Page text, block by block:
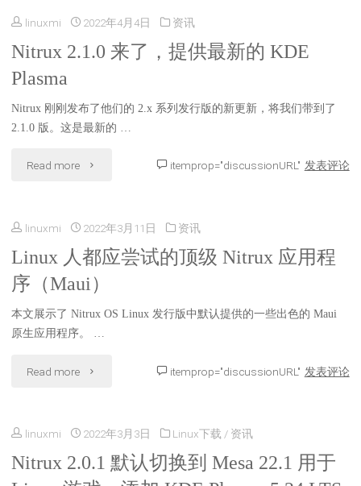
统"
Linux
5.17，
加
盘
加
发
布，
systemd
的
GNU/Linux
行
linuxmi 2022年4月4日 资讯
Nitrux 2.1.0 来了，提供最新的 KDE
Plasma
Nitrux 刚刚发布了他们的 2.x 系列发行版的新更新，将我们带到了
2.1.0 版。这是最新的 …
Read more "Nitrux
来
了，
提
KDE
itemprop="discussionURL" 发表评论
linuxmi 2022年3月11日 资讯
Linux 人都应尝试的顶级 Nitrux 应用程
序（Maui）
本文展示了 Nitrux OS Linux 发行版中默认提供的一些出色的 Maui
原生应用程序。 …
Read more "Linux
都
应
itemprop="discussionURL" 发表评论
linuxmi 2022年3月3日 Linux下载 / 资讯
Nitrux 2.0.1 默认切换到 Mesa 22.1 用于